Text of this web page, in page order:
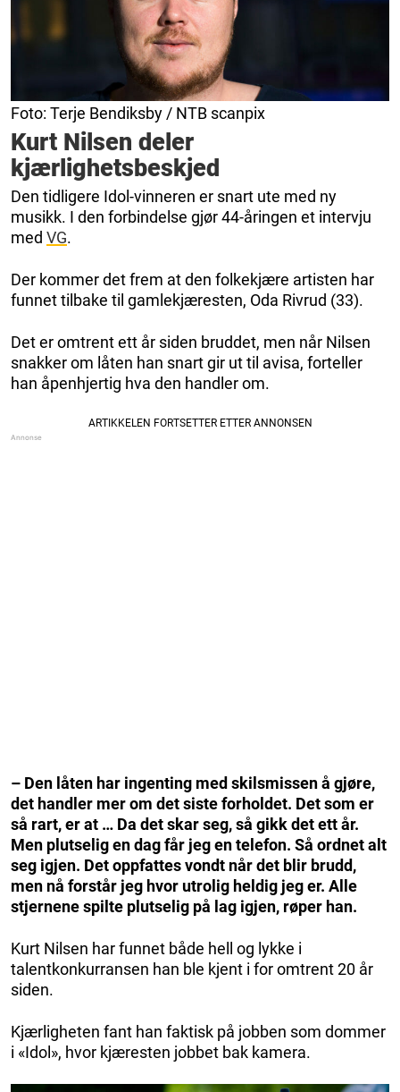
Foto: Terje Bendiksby / NTB scanpix
Kurt Nilsen deler
kjærlighetsbeskjed
Den tidligere Idol-vinneren er snart ute med ny
musikk. I den forbindelse gjør 44-åringen et intervju
med VG.
Der kommer det frem at den folkekjære artisten har
funnet tilbake til gamlekjæresten, Oda Rivrud (33).
Det er omtrent ett år siden bruddet, men når Nilsen
snakker om låten han snart gir ut til avisa, forteller
han åpenhjertig hva den handler om.
– Den låten har ingenting med skilsmissen å gjøre,
det handler mer om det siste forholdet. Det som er
så rart, er at … Da det skar seg, så gikk det ett år.
Men plutselig en dag får jeg en telefon. Så ordnet alt
seg igjen. Det oppfattes vondt når det blir brudd,
men nå forstår jeg hvor utrolig heldig jeg er. Alle
stjernene spilte plutselig på lag igjen, røper han.
Kurt Nilsen har funnet både hell og lykke i
talentkonkurransen han ble kjent i for omtrent 20 år
siden.
Kjærligheten fant han faktisk på jobben som dommer
i «Idol», hvor kjæresten jobbet bak kamera.